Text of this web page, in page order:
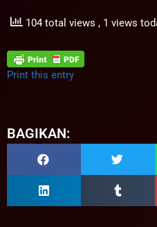
104 total views , 1 views
Print this entry
BAGIKAN: